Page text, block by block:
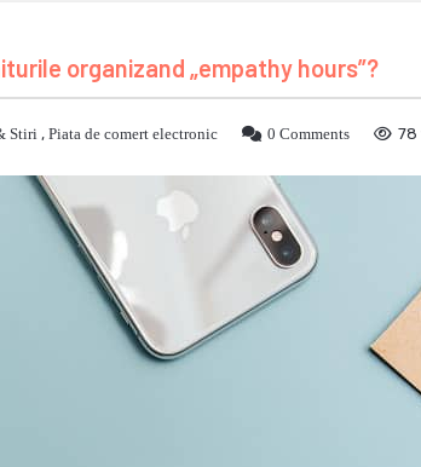
organizand „empathy hours”?
Stiri, Piata de comert electronic 0 Comments 78